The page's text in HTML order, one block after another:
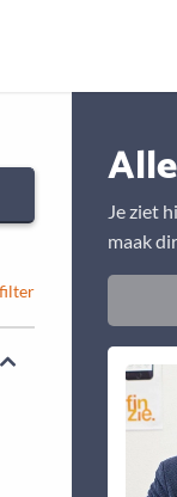
Je ziet
maak